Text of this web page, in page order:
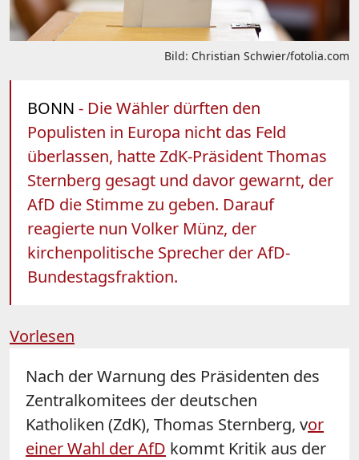
Bild: Christian Schwier/fotolia.com
BONN - Die Wähler dürften den
Populisten in Europa nicht das Feld
überlassen, hatte ZdK-Präsident Thomas
Sternberg gesagt und davor gewarnt, der
AfD die Stimme zu geben. Darauf
reagierte nun Volker Münz, der
kirchenpolitische Sprecher der AfD-
Bundestagsfraktion.
Vorlesen
Nach der Warnung des Präsidenten des
Zentralkomitees der deutschen
Katholiken (ZdK), Thomas Sternberg, vor
einer Wahl derAfD kommt Kritik aus der